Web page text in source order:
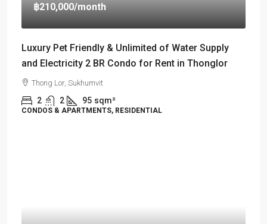
฿210,000/month
Luxury Pet Friendly & Unlimited of Water Supply
and Electricity 2 BR Condo for Rent in Thonglor
Thong Lor, Sukhumvit
2 2 95 sqm²
CONDOS & APARTMENTS, RESIDENTIAL